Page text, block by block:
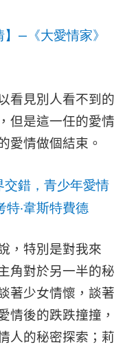
— 《大愛情家》
看見別人看不到的
但是這一任的愛情
愛情做個結束。
交錯，青少年愛情
特‧韋斯特費德
，特別是對我來
角對於另一半的秘
著少女情懷，談著
情後的跌跌撞撞，
人的秘密探索；莉